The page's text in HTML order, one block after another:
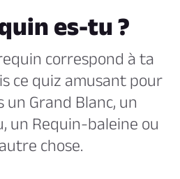
es-tu ?
correspond à ta
ce quiz amusant pour
un Grand Blanc, un
un Requin-baleine ou
chose.